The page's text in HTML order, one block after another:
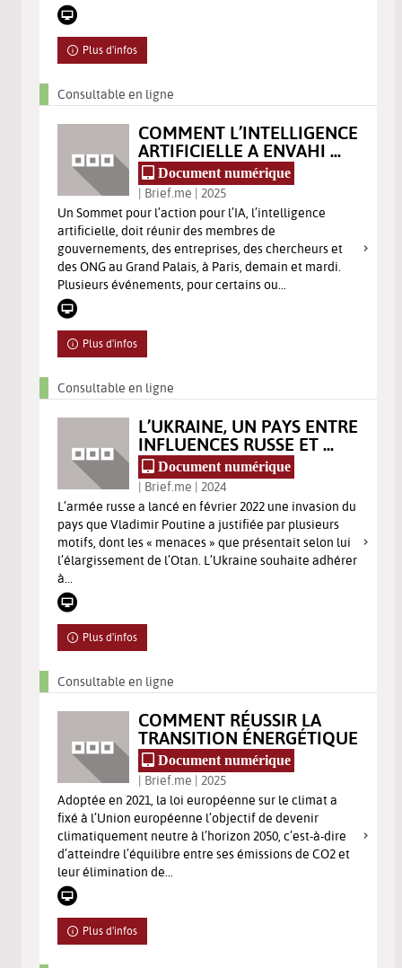
Plus d'infos
Consultable en ligne
COMMENT L’INTELLIGENCE
ARTIFICIELLE A ENVAHI ...
Document numérique
| Brief.me | 2025
Un Sommet pour l’action pour l’IA, l’intelligence
artificielle, doit réunir des membres de
gouvernements, des entreprises, des chercheurs et
des ONG au Grand Palais, à Paris, demain et mardi.
Plusieurs événements, pour certains ou...
Plus d'infos
Consultable en ligne
L’UKRAINE, UN PAYS ENTRE
INFLUENCES RUSSE ET ...
Document numérique
| Brief.me | 2024
L’armée russe a lancé en février 2022 une invasion du
pays que Vladimir Poutine a justifiée par plusieurs
motifs, dont les « menaces » que présentait selon lui
l’élargissement de l’Otan. L’Ukraine souhaite adhérer
à...
Plus d'infos
Consultable en ligne
COMMENT RÉUSSIR LA
TRANSITION ÉNERGÉTIQUE
Document numérique
| Brief.me | 2025
Adoptée en 2021, la loi européenne sur le climat a
fixé à l’Union européenne l’objectif de devenir
climatiquement neutre à l’horizon 2050, c’est-à-dire
d’atteindre l’équilibre entre ses émissions de CO2 et
leur élimination de...
Plus d'infos